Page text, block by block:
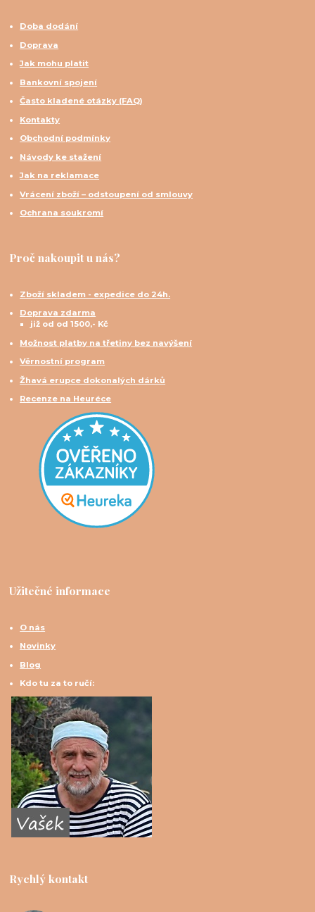
Doba dodání
Doprava
Jak mohu platit
Bankovní spojení
Často kladené otázky (FAQ)
Kontakty
Obchodní podmínky
Návody ke stažení
Jak na reklamace
Vrácení zboží – odstoupení od smlouvy
Ochrana soukromí
Proč nakoupit u nás?
Zboží skladem - expedice do 24h.
Doprava zdarma
již od od 1500,- Kč
Možnost platby na třetiny bez navýšení
Věrnostní program
Žhavá erupce dokonalých dárků
Recenze na Heuréce
Užitečné informace
O nás
Novinky
Blog
Kdo tu za to ručí:
Rychlý kontakt